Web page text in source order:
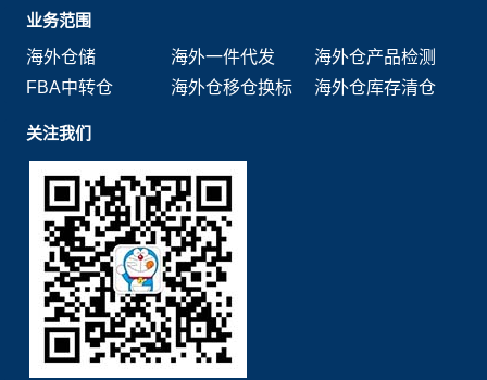
业务范围
海外仓储
海外一件代发
海外仓产品检测
FBA中转仓
海外仓移仓换标 海外仓库存清仓
关注我们